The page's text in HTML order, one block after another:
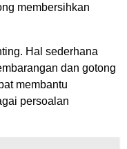
membersihkan
Hal sederhana
dan gotong
membantu
persoalan